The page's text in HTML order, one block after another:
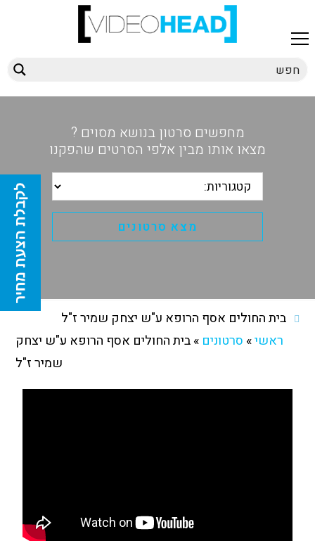
מחפשים סרטון בנושא מסוים ?
מצאו אותו מבין אלפי הסרטים שהפקנו
בית החולים אסף הרופא ע"ש יצחק שמיר ז"ל
ראשי» סרטונים »בית החולים אסף הרופא ע"ש יצחק
שמיר ז"ל